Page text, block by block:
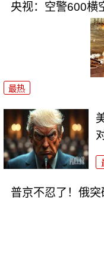
央视：空警600横
最热
普京不忍了！俄